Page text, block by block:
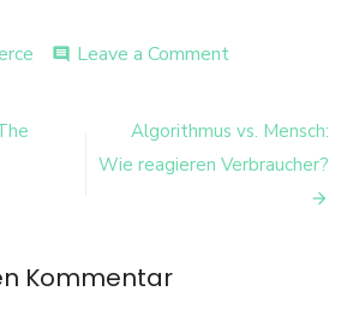
comment Leave a Commenton
bei
Rezensionen:
Algorithmus vs. Mensch:
Wie reagieren Verbraucher?
Kommentar